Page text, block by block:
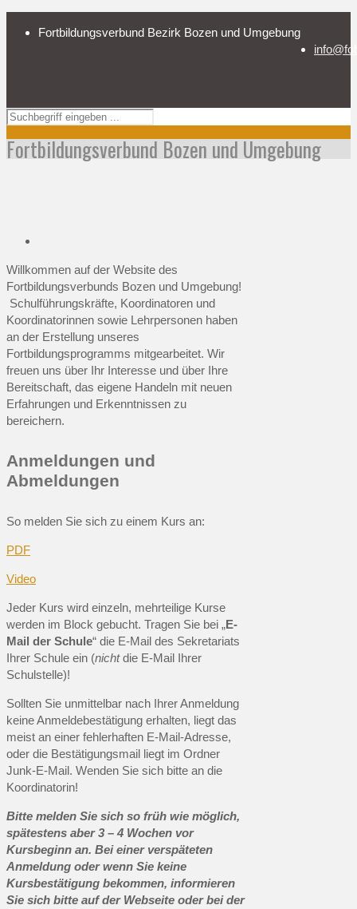
Fortbildungsverbund Bezirk Bozen und Umgebung
Fortbildungsverbund Bozen und Umgebung
Willkommen auf der Website des
Fortbildungsverbunds Bozen und Umgebung!
Schulführungskräfte, Koordinatoren und
Koordinatorinnen sowie Lehrpersonen haben
an der Erstellung unseres
Fortbildungsprogramms mitgearbeitet. Wir
freuen uns über Ihr Interesse und über Ihre
Bereitschaft, das eigene Handeln mit neuen
Erfahrungen und Erkenntnissen zu
bereichern.
Anmeldungen und
Abmeldungen
So melden Sie sich zu einem Kurs an:
PDF
Video
Jeder Kurs wird einzeln, mehrteilige Kurse
werden im Block gebucht. Tragen Sie bei „E-
Mail der Schule“ die E-Mail des Sekretariats
Ihrer Schule ein (nichtdie E-Mail Ihrer
Schulstelle)!
Sollten Sie unmittelbar nach Ihrer Anmeldung
keine Anmeldebestätigung erhalten, liegt das
meist an einer fehlerhaften E-Mail-Adresse,
oder die Bestätigungsmail liegt im Ordner
Junk-E-Mail. Wenden Sie sich bitte an die
Koordinatorin!
Bitte melden Sie sich so früh wie möglich,
spätestens aber 3 – 4 Wochen vor
Kursbeginn an. Bei einer verspäteten
Anmeldung oder wenn Sie keine
Kursbestätigung bekommen, informieren
Sie sich bitte auf der Webseite oder bei der